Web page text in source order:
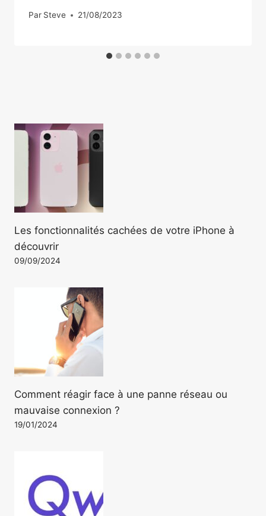
Par Steve 21/08/2023
Les fonctionnalités cachées de votre iPhone à
découvrir
09/09/2024
Comment réagir face à une panne réseau ou
mauvaise connexion ?
19/01/2024